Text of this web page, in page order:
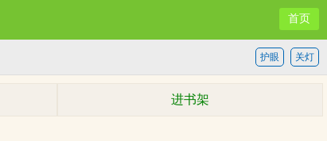
首页
关灯
护眼
进书架